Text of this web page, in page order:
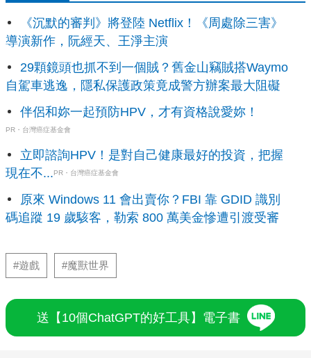
《沉默的審判》將登陸 Netflix！《周處除三害》
導演新作，阮經天、王淨主演
29顆鏡頭也抓不到一個賊？舊金山竊賊搭Waymo
自駕車逃逸，隱私保護政策竟成警方辦案最大阻礙
伴侶和妳一起預防HPV，才有資格說愛妳！
PR・台灣癌症基金會
立即諮詢HPV！是對自己健康最好的投資，把握
現在不...PR・台灣癌症基金會
原來 Windows 11 會出賣你？FBI 靠 GDID 識別
碼追蹤 19 歲駭客，勒索 800 萬美金慘遭引渡受審
#遊戲 #魔獸世界
送【10個ChatGPT的好工具】電子書